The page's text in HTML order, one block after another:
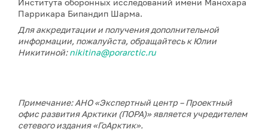
Института оборонных исследований имени Манохара
Паррикара Бипандип Шарма.
Для аккредитации и получения дополнительной
информации, пожалуйста, обращайтесь к Юлии
Никитиной:nikitina@porarctic.ru
Примечание: АНО «Экспертный центр – Проектный
офис развития Арктики (ПОРА)» является учредителем
сетевого издания «ГоАрктик».